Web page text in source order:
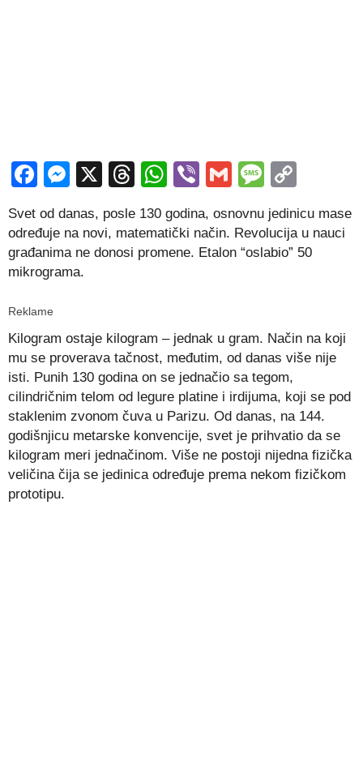
Facebook
Messenger
X Threads
WhatsApp
ViberGmail
Svet od danas, posle 130 godina, osnovnu jedinicu mase
određuje na novi, matematički način. Revolucija u nauci
građanima ne donosi promene. Etalon “oslabio” 50
mikrograma.
Reklame
Kilogram ostaje kilogram – jednak u gram. Način na koji
mu se proverava tačnost, međutim, od danas više nije
isti. Punih 130 godina on se jednačio sa tegom,
cilindričnim telom od legure platine i irdijuma, koji se pod
staklenim zvonom čuva u Parizu. Od danas, na 144.
godišnjicu metarske konvencije, svet je prihvatio da se
kilogram meri jednačinom. Više ne postoji nijedna fizička
veličina čija se jedinica određuje prema nekom fizičkom
prototipu.